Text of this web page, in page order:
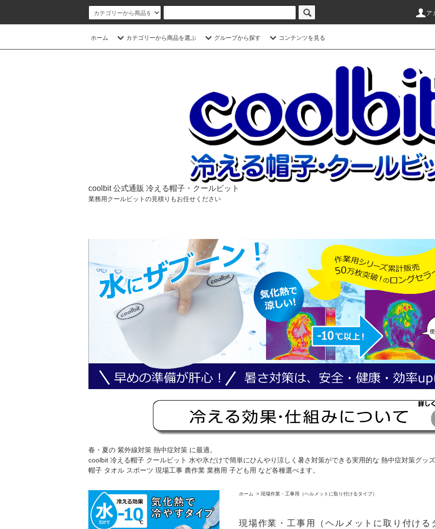
ア
ホーム カテゴリーから商品を選ぶ グループから探す コンテンツを見る
coolbit 公式通販 冷える帽子・クールビット
業務用クールビットの見積りもお任せください
春・夏の 紫外線対策 熱中症対策 に最適。
coolbit 冷える帽子 クールビット 水や氷だけで簡単にひんやり涼しく暑さ対策ができる実用的な 熱中症対策グッズ
帽子 タオル スポーツ 現場工事 農作業 業務用 子ども用 など各種選べます。
ホーム > 現場作業・工事用（ヘルメットに取り付けるタイプ）
現場作業・工事用（ヘルメットに取り付ける